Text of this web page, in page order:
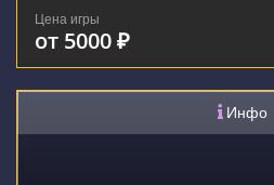
Цена игры
от 5000 ₽
Инфо